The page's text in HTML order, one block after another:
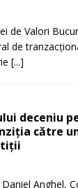
de Valori
de
[...]
deceniu
către
Anghel,